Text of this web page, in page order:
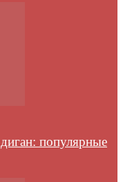
популярные